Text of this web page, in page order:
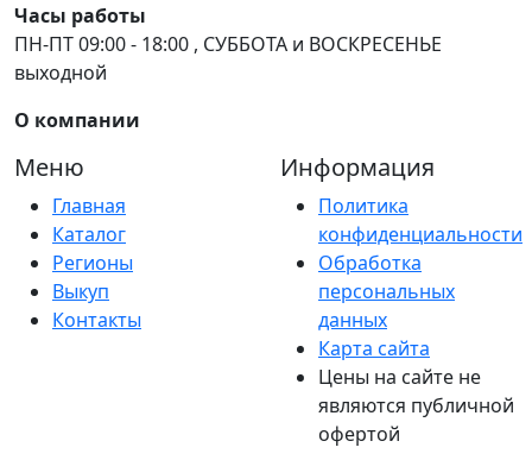
Часы работы
ПН-ПТ 09:00 - 18:00 , СУББОТА и ВОСКРЕСЕНЬЕ
выходной
О компании
Меню
Главная
Каталог
Регионы
Выкуп
Контакты
Информация
Политика
конфиденциальности
Обработка
персональных
данных
Карта сайта
Цены на сайте не
являются публичной
офертой